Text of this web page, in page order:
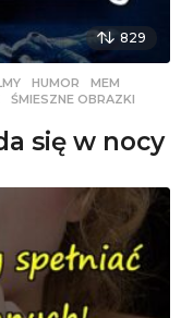
829
,HUMOR ,MEM
,ŚMIESZNE OBRAZKI
się w nocy